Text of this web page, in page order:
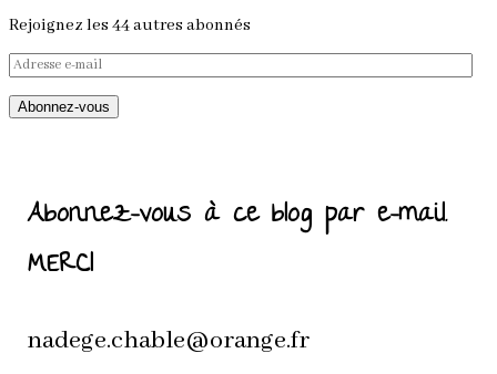
Rejoignez les 44 autres abonnés
Adresse
e-
mail
Abonnez-vous
Abonnez-vous à ce blog par e-mail.
MERCI
nadege.chable@orange.fr